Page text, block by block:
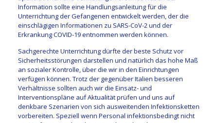
Information sollte eine Handlungsanleitung für die
Unterrichtung der Gefangenen entwickelt werden, der die
einschlägigen Informationen zu SARS-CoV-2 und der
Erkrankung COVID-19 entnommen werden können.
Sachgerechte Unterrichtung dürfte der beste Schutz vor
Sicherheitsstörungen darstellen und natürlich das hohe Maß
an sozialer Kontrolle, über die wir in den Einrichtungen
verfügen können. Trotz der gegenüber Italien besseren
Verhältnisse sollten auch wir die Einsatz- und
Interventionspläne auf Aktualität prüfen und uns auf
denkbare Szenarien von sich ausweitenden Infektionsketten
vorbereiten. Speziell wenn Personal infektionsbedingt nicht